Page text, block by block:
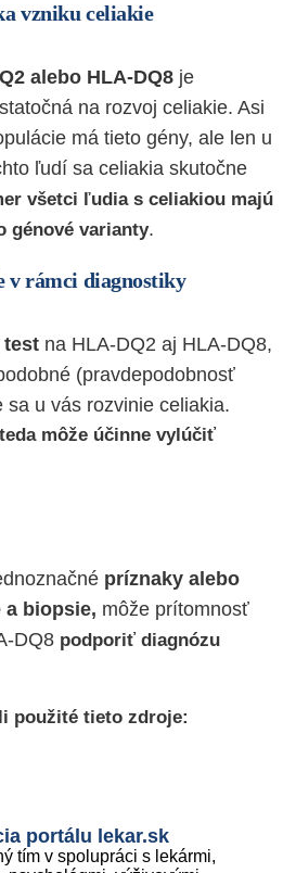
vzniku celiakie
alebo HLA-DQ8 je
na rozvoj celiakie. Asi
má tieto gény, ale len u
ľudí sa celiakia skutočne
všetci ľudia s celiakiou majú
génové varianty.
v rámci diagnostiky
test na HLA-DQ2 aj HLA-DQ8,
(pravdepodobnosť
sa u vás rozvinie celiakia.
môže účinne vylúčiť
príznaky alebo
biopsie, môže prítomnosť
DQ8 podporiť diagnózu
použité tieto zdroje:
portálu lekar.sk
tím v spolupráci s lekármi,